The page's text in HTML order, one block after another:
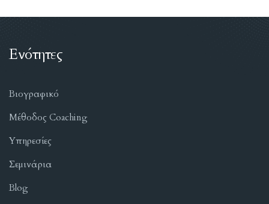
Ενότητες
Βιογραφικό
Μέθοδος Coaching
Υπηρεσίες
Σεμινάρια
Blog